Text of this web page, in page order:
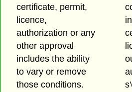
certificate, permit,
licence,
authorization or any
other approval
includes the ability
to vary or remove
those conditions.